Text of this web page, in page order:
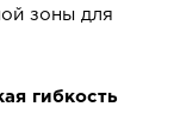
зоны для
гибкость